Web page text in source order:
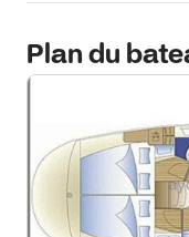
Plan du